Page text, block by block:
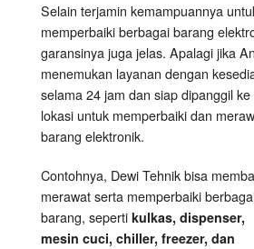
Selain terjamin kemampuannya
memperbaiki berbagai barang
garansinya juga jelas. Apalagi jika
menemukan layanan dengan
selama 24 jam dan siap dipanggil ke
lokasi untuk memperbaiki dan
barang elektronik.
Contohnya, Dewi Tehnik bisa
merawat serta memperbaiki
barang, seperti kulkas, dispenser,
mesin cuci, chiller, freezer, dan